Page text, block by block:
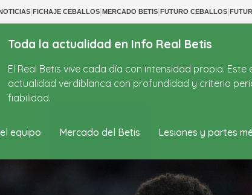
|FICHAJE CEBALLOS|MERCADO BETIS|FUTURO CEBALLOS|
Toda la actualidad en Info Real Betis
El Real Betis vive cada día con intensidad propia.
actualidad verdiblanca con profundidad y criterio
fiabilidad.
equipo Mercado del Betis Lesiones y partes